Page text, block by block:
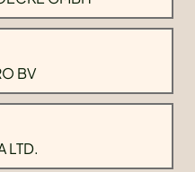
BV
LTD.